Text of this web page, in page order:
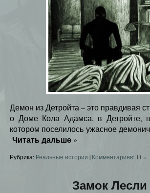
Демон из Детройта – это правдивая
о Доме Кола Адамса, в Детройте,
котором поселилось ужасное
Читать дальше »
Рубрика: Реальные истории | Комментариев: 11 »
Замок Лесли